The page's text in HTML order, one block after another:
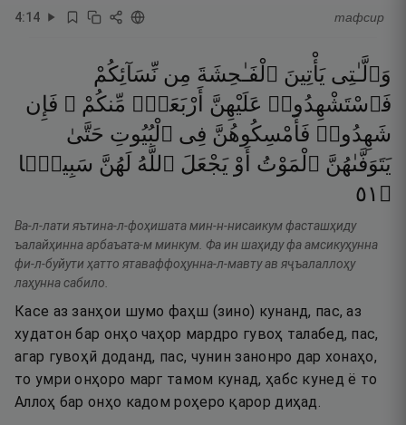
4:14 тафсир
وَٱلَّـٰتِى يَأْتِينَ ٱلْفَـٰحِشَةَ مِن نِّسَآئِكُمْ
فَٱسْتَشْهِدُوا۟ عَلَيْهِنَّ أَرْبَعَةًۭ مِّنكُمْ ۖ فَإِن
شَهِدُوا۟ فَأَمْسِكُوهُنَّ فِى ٱلْبُيُوتِ حَتَّىٰ
يَتَوَفَّىٰهُنَّ ٱلْمَوْتُ أَوْ يَجْعَلَ ٱللَّهُ لَهُنَّ سَبِيلًۭا
۝ ١٥
Ва-л-лати яътина-л-фоҳишата мин-н-нисаикум фасташҳиду
ъалайҳинна арбаъата-м минкум. Фа ин шаҳиду фа амсикуҳунна
фи-л-буйути ҳатто ятаваффоҳунна-л-мавту ав яҷъалаллоҳу
лаҳунна сабило.
Касе аз занҳои шумо фаҳш (зино) кунанд, пас, аз
худатон бар онҳо чаҳор мардро гувоҳ талабед, пас,
агар гувоҳӣ доданд, пас, чунин занонро дар хонаҳо,
то умри онҳоро марг тамом кунад, ҳабс кунед ё то
Аллоҳ бар онҳо кадом роҳеро қарор диҳад.